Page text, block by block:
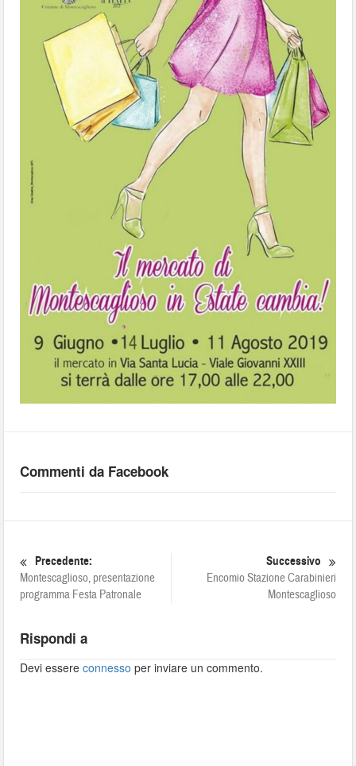
Commenti da Facebook
Precedente:
Montescaglioso, presentazione
programma Festa Patronale
Successivo
Encomio Stazione Carabinieri
Montescaglioso
Rispondi a
Devi essereconnesso per inviare un commento.